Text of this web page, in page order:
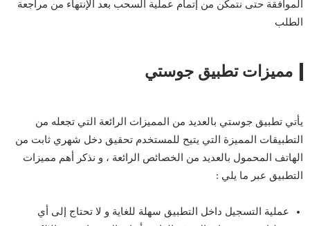
الموافقة حتى نتمكن من إتمام عملية السحب بعد الإنتهاء من مراجعة
الطلب
مميزات تطبيق جوستي
يأتي تطبيق جوستي بالعديد من المميزات الرائعة التي تجعله من
التطبيقات المميزة التي يتيح للمستخدم تحقيق دخل شهري ثابت من
الهاتف المحمول بالعديد من الخصائص الرائعة ، و نذكر أهم مميزات
التطبيق عبر ما يلي :
عملية التسجيل داخل التطبيق سهلة للغاية و لا تحتاج إلى أي